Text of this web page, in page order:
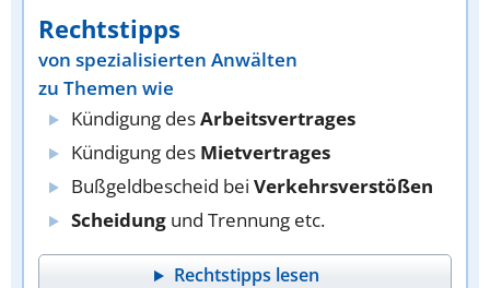
Rechtstipps
von spezialisierten Anwälten
zu Themen wie
Kündigung desArbeitsvertrages
Kündigung des Mietvertrages
Bußgeldbescheid bei Verkehrsverstößen
Scheidung und Trennung etc.
Rechtstipps lesen